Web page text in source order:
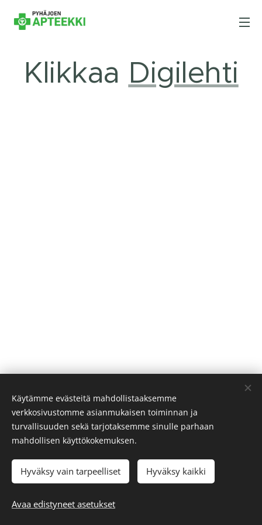
Klikkaa Digilehti
Pyhäjoen apteekki
ma-pe 9-19
Evästeet
Käytämme evästeitä mahdollistaaksemme
verkkosivustomme asianmukaisen toiminnan ja
turvallisuuden sekä tarjotaksemme sinulle parhaan
mahdollisen käyttökokemuksen.
Hyväksy vain tarpeelliset Hyväksy kaikki
Avaa edistyneet asetukset